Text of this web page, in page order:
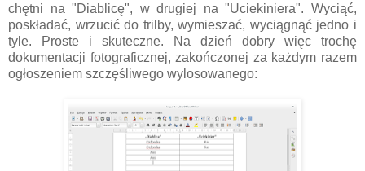
chętni na "Diablicę", w drugiej na "Uciekiniera". Wyciąć,
poskładać, wrzucić do trilby, wymieszać, wyciągnąć jedno i
tyle. Proste i skuteczne. Na dzień dobry więc trochę
dokumentacji fotograficznej, zakończonej za każdym razem
ogłoszeniem szczęśliwego wylosowanego: